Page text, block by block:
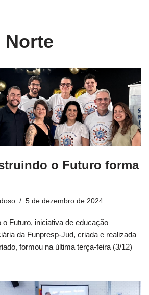
Norte
o Futuro forma
5 de dezembro de 2024
Futuro, iniciativa de educação
da Funpresp-Jud, criada e realizada
formou na última terça-feira (3/12)